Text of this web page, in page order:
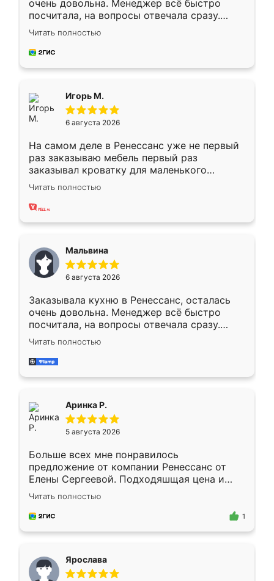
очень довольна. Менеджер всё быстро
посчитала, на вопросы отвечала сразу.
Замерщик приехал в субботу, подошёл к
делу со всей ответственностью. Собрали
за день, ребята работали аккуратно, даже
Читать полностью
Игорь М.
6 августа 2026
На самом деле в Ренессанс уже не первый
раз заказываю мебель первый раз
заказывал кроватку для маленького
ребёнка при его рождении ,во второй раз
заказал шкаф-купе. По качеству очень
хорошее сборка достаточно быстрая,
меньше, здесь же он более разнообразный.
Мне нравится ,если что-то потребуется из
мебели буду заказывать только здесь.
Читать полностью
Мальвина
6 августа 2026
Заказывала кухню в Ренессанс, осталась
очень довольна. Менеджер всё быстро
посчитала, на вопросы отвечала сразу.
Замерщик приехал в субботу, подошёл к
делу со всей ответственностью. Собрали
за день, ребята работали аккуратно, даже
Читать полностью
Аринка Р.
5 августа 2026
Больше всех мне понравилось
предложение от компании Ренессанс от
Елены Сергеевой. Подходяшщая цена и
короткие сроки изготовления. Приехавший
для замера сотрудник Владислав
предложил по моему эскизу самый
Читать полностью
1
Ярослава